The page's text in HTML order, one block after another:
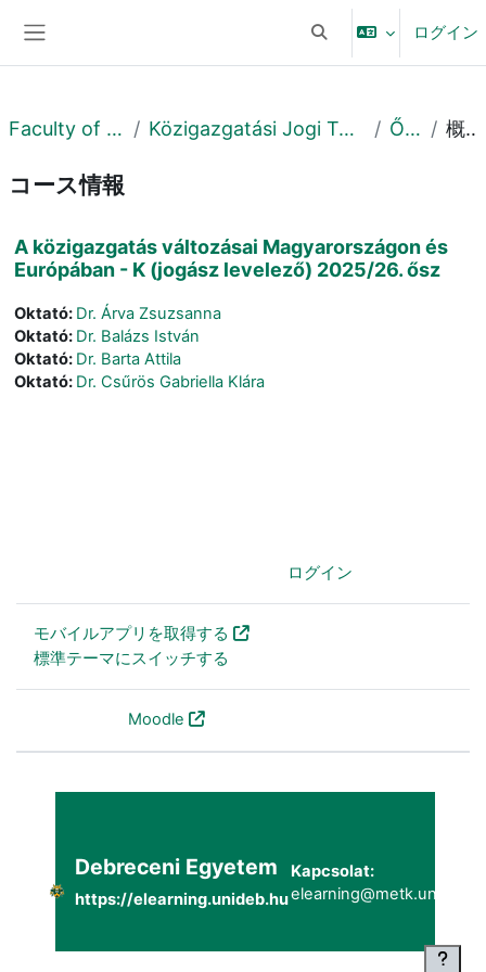
検索入力に切り替える
ログイン
Faculty of Law Közigazgatási Jogi Tanszék Őszi 概要
コース情報
A közigazgatás változásai Magyarországon és
Európában - K (jogász levelező) 2025/26. ősz
Oktató: Dr. Árva Zsuzsanna
Oktató: Dr. Balázs István
Oktató: Dr. Barta Attila
Oktató: Dr. Csűrös Gabriella Klára
ログイン
モバイルアプリを取得する
標準テーマにスイッチする
Moodle
Debreceni Egyetem
https://elearning.unideb.hu
Kapcsolat: